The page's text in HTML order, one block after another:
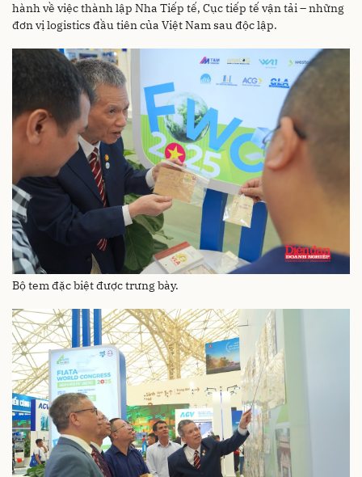
hành về việc thành lập Nha Tiếp tế, Cục tiếp tế vận tải – những
đơn vị logistics đầu tiên của Việt Nam sau độc lập.
Bộ tem đặc biệt được trưng bày.